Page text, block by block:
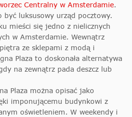
Centralny w Amsterdamie.
być luksusowy urząd pocztowy.
mieści się jedno z nielicznych
w Amsterdamie. Wewnątrz
ze sklepami z modą i
Plaza to doskonała alternatywa
na zewnątrz pada deszcz lub
Plaza można opisać jako
imponującemu budynkowi z
oświetleniem. W weekendy i